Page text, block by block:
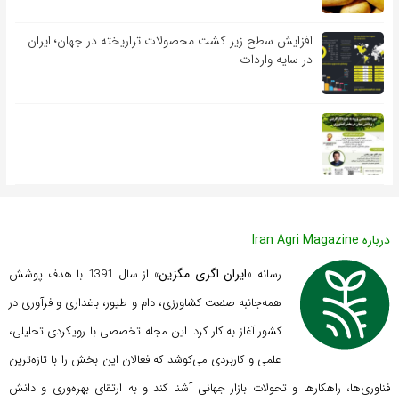
افزایش سطح زیر کشت محصولات تراریخته در جهان؛ ایران
در سایه واردات
درباره Iran Agri Magazine
رسانه «ایران اگری مگزین
» از سال 1391 با هدف پوشش
همه‌جانبه صنعت کشاورزی، دام و طیور، باغداری و فرآوری در
کشور آغاز به کار کرد. این مجله تخصصی با رویکردی تحلیلی،
علمی و کاربردی می‌کوشد که فعالان این بخش را با تازه‌ترین
فناوری‌ها، راهکارها و تحولات بازار جهانی آشنا کند و به ارتقای بهره‌وری و دانش